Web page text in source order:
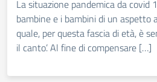
La situazione pandemica da covid
bambine e i bambini di un
quale, per questa fascia di età, è
il canto’. Al fine di compensare […]